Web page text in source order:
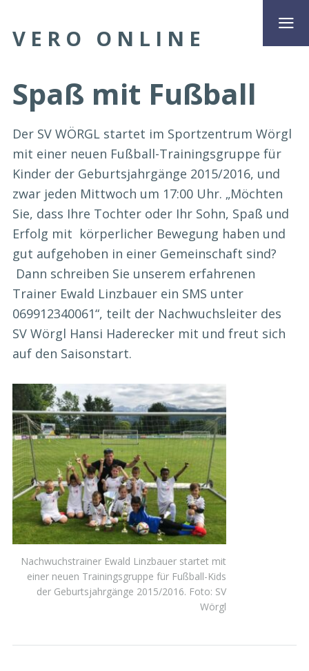
VERO ONLINE
Spaß mit Fußball
Der SV WÖRGL startet im Sportzentrum Wörgl
mit einer neuen Fußball-Trainingsgruppe für
Kinder der Geburtsjahrgänge 2015/2016, und
zwar jeden Mittwoch um 17:00 Uhr. „Möchten
Sie, dass Ihre Tochter oder Ihr Sohn, Spaß und
Erfolg mit körperlicher Bewegung haben und
gut aufgehoben in einer Gemeinschaft sind?
Dann schreiben Sie unserem erfahrenen
Trainer Ewald Linzbauer ein SMS unter
069912340061“, teilt der Nachwuchsleiter des
SV Wörgl Hansi Haderecker mit und freut sich
auf den Saisonstart.
Nachwuchstrainer Ewald Linzbauer startet mit
einer neuen Trainingsgruppe für Fußball-Kids
der Geburtsjahrgänge 2015/2016. Foto: SV
Wörgl